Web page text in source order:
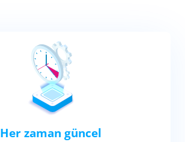
Her zaman güncel